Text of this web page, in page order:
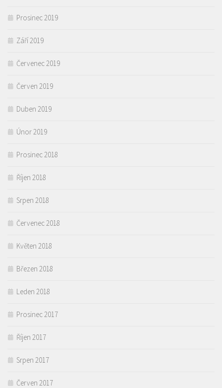
Prosinec 2019
Září 2019
Červenec 2019
Červen 2019
Duben 2019
Únor 2019
Prosinec 2018
Říjen 2018
Srpen 2018
Červenec 2018
Květen 2018
Březen 2018
Leden 2018
Prosinec 2017
Říjen 2017
Srpen 2017
Červen 2017